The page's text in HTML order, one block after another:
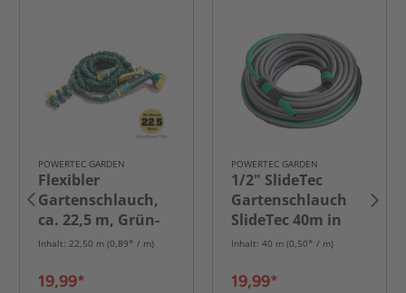
POWERTEC GARDEN
Flexibler
Gartenschlauch,
ca. 22,5 m, Grün-
Gelb
Inhalt: 22,50 m (0,89* / m)
19,99*
POWERTEC GARDEN
1/2" SlideTec
Gartenschlauch
SlideTec 40m in
Amazonas-Grün
Inhalt: 40 m (0,50* / m)
19,99*